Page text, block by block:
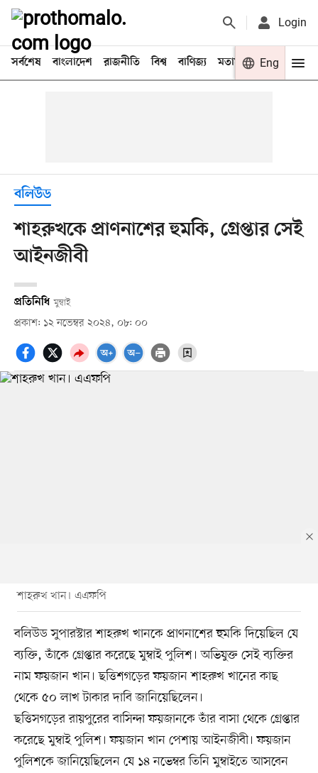
Login
সর্বশেষ বাংলাদেশ রাজনীতি বিশ্ব বাণিজ্য মতামত খেলা
Eng
বলিউড
শাহরুখকে প্রাণনাশের হুমকি, গ্রেপ্তার সেই
আইনজীবী
প্রতিনিধি মুম্বাই
প্রকাশ: ১২ নভেম্বর ২০২৪, ০৮: ০০
শাহরুখ খান। এএফপি
বলিউড সুপারস্টার শাহরুখ খানকে প্রাণনাশের হুমকি দিয়েছিল যে
ব্যক্তি, তাঁকে গ্রেপ্তার করেছে মুম্বাই পুলিশ। অভিযুক্ত সেই ব্যক্তির
নাম ফয়জান খান। ছত্তিশগড়ের ফয়জান শাহরুখ খানের কাছ
থেকে ৫০ লাখ টাকার দাবি জানিয়েছিলেন।
ছত্তিসগড়ের রায়পুরের বাসিন্দা ফয়জানকে তাঁর বাসা থেকে গ্রেপ্তার
করেছে মুম্বাই পুলিশ। ফয়জান খান পেশায় আইনজীবী। ফয়জান
পুলিশকে জানিয়েছিলেন যে ১৪ নভেম্বর তিনি মুম্বাইতে আসবেন